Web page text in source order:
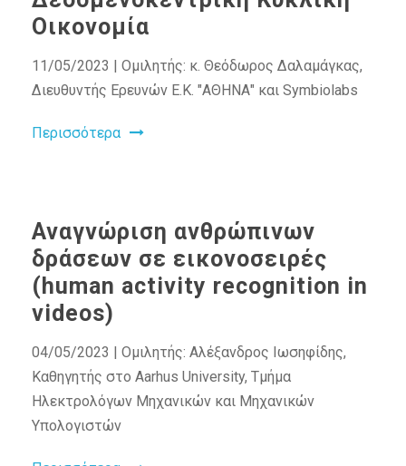
Οικονομία
11/05/2023 | Ομιλητής: κ. Θεόδωρος Δαλαμάγκας,
Διευθυντής Ερευνών Ε.Κ. "ΑΘΗΝΑ" και Symbiolabs
Περισσότερα
Αναγνώριση ανθρώπινων
δράσεων σε εικονοσειρές
(human activity recognition in
videos)
04/05/2023 | Ομιλητής: Αλέξανδρος Ιωσηφίδης,
Καθηγητής στο Aarhus University, Τμήμα
Ηλεκτρολόγων Μηχανικών και Μηχανικών
Υπολογιστών